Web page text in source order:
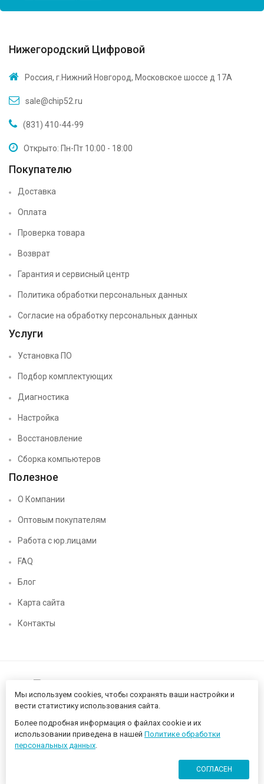
Нижегородский Цифровой
Россия, г.Нижний Новгород, Московское шоссе д 17А
sale@chip52.ru
(831) 410-44-99
Открыто: Пн-Пт 10:00 - 18:00
Покупателю
Доставка
Оплата
Проверка товара
Возврат
Гарантия и сервисный центр
Политика обработки персональных данных
Согласие на обработку персональных данных
Услуги
Установка ПО
Подбор комплектующих
Диагностика
Настройка
Восстановление
Сборка компьютеров
Полезное
О Компании
Оптовым покупателям
Работа с юр.лицами
FAQ
Блог
Карта сайта
Контакты
Нижегородский цифровой CHIP52 - компьютерный магазин ©
2026 Разработано в
Мы используем cookies, чтобы сохранять ваши настройки и
вести статистику использования сайта.
Более подробная информация о файлах cookie и их
использовании приведена в нашей Политике обработки
персональных данных.
СОГЛАСЕН